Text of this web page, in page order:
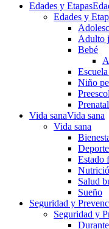
Edades y Etapas
Edades y
Adulto
Bebé
Niño
Prenatal
Vida sanaVida sana
Vida sana
Estado
Salud
Sueño
Seguridad y
Seguridad y